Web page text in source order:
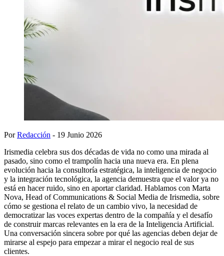
PorRedacción - 19 Junio 2026
Irismedia celebra sus dos décadas de vida no como una mirada al
pasado, sino como el trampolín hacia una nueva era. En plena
evolución hacia la consultoría estratégica, la inteligencia de negocio
y la integración tecnológica, la agencia demuestra que el valor ya no
está en hacer ruido, sino en aportar claridad. Hablamos con Marta
Nova, Head of Communications & Social Media de Irismedia, sobre
cómo se gestiona el relato de un cambio vivo, la necesidad de
democratizar las voces expertas dentro de la compañía y el desafío
de construir marcas relevantes en la era de la Inteligencia Artificial.
Una conversación sincera sobre por qué las agencias deben dejar de
mirarse al espejo para empezar a mirar el negocio real de sus
clientes.